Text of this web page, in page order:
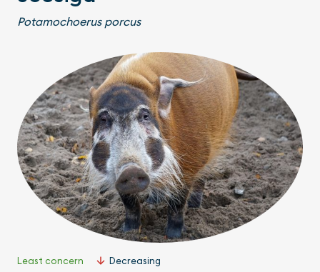
Potamochoerus porcus
Least concern Decreasing